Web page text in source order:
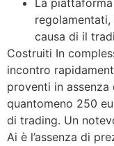
La
causa di il
Costruiti In
incontro
proventi in
quantomeno 250
di trading. Un
Ai è l’assenza di